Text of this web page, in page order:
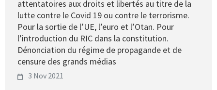
attentatoires aux droits et libertés au titre de la
lutte contre le Covid 19 ou contre le terrorisme.
Pour la sortie de l’UE, l’euro et l’Otan. Pour
l’introduction du RIC dans la constitution.
Dénonciation du régime de propagande et de
censure des grands médias
3 Nov 2021